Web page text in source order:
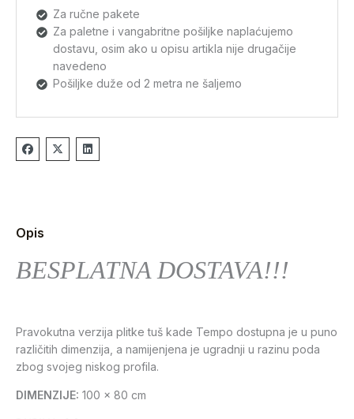
Za ručne pakete
Za paletne i vangabritne pošiljke naplaćujemo
dostavu, osim ako u opisu artikla nije drugačije
navedeno
Pošiljke duže od 2 metra ne šaljemo
Opis
BESPLATNA DOSTAVA!!!
Pravokutna verzija plitke tuš kade Tempo dostupna je u puno
različitih dimenzija, a namijenjena je ugradnji u razinu poda
zbog svojeg niskog profila.
DIMENZIJE: 100 x 80 cm